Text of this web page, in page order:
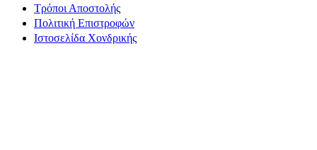
Τρόποι Αποστολής
Πολιτική Επιστροφών
Ιστοσελίδα Χονδρικής